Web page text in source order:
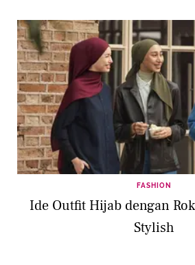
FASHION
Ide Outfit Hijab dengan
Stylish